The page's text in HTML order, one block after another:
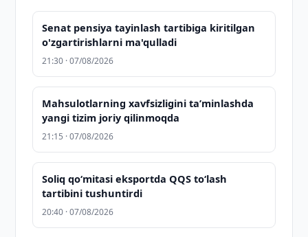
Senat pensiya tayinlash tartibiga kiritilgan
o'zgartirishlarni ma'qulladi
21:30 · 07/08/2026
Mahsulotlarning xavfsizligini taʼminlashda
yangi tizim joriy qilinmoqda
21:15 · 07/08/2026
Soliq qo‘mitasi eksportda QQS to‘lash
tartibini tushuntirdi
20:40 · 07/08/2026